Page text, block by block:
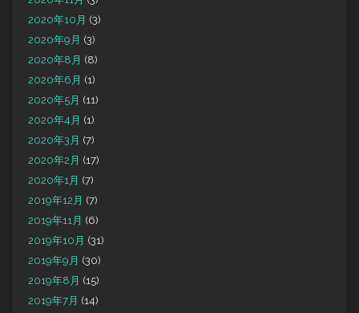
2020年10月 (3)
2020年9月 (3)
2020年8月 (8)
2020年6月 (1)
2020年5月 (11)
2020年4月 (1)
2020年3月 (7)
2020年2月 (17)
2020年1月 (7)
2019年12月 (7)
2019年11月 (6)
2019年10月 (31)
2019年9月 (30)
2019年8月 (15)
2019年7月 (14)